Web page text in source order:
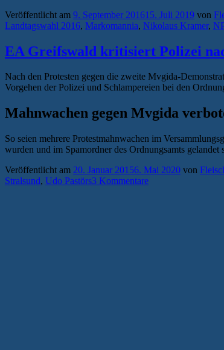
Vom
Kater
Veröffentlicht am 9. September 201615. Juli 2019 von
Landtagswahl 2016, Markomannia, Nikolaus Kramer,
EA Greifswald kritisiert Polizei
Nach den Protesten gegen die zweite Mvgida-
Vorgehen der Polizei und Schlampereien bei den
Mahnwachen gegen Mvgida
So seien mehrere Protestmahnwachen im
wurden und im Spamordner des Ordnungsamts
Veröffentlicht am 20. Januar 20156. Mai 2020 von
Stralsund, Udo Pastörs3 Kommentare